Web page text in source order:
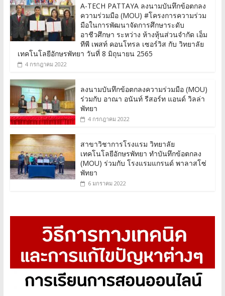
A-TECH PATTAYA ลงนามบันทึกข้อตกลง
ความร่วมมือ (MOU) #โครงการความร่วม
มือในการพัฒนาจัดการศึกษาระดับ
อาชีวศึกษา ระหว่าง ห้างหุ้นส่วนจำกัด เอ็ม
ทีพี เพสท์ คอนโทรล เซอร์วิส กับ วิทยาลัย
เทคโนโลยีอักษรพัทยา วันที่ 8 มิถุนายน 2565
4 กรกฎาคม 2022
ลงนามบันทึกข้อตกลงความร่วมมือ (MOU)
ร่วมกับ อาณา อนันท์ รีสอร์ท แอนด์ วิลล่า
พัทยา
4 กรกฎาคม 2022
สาขาวิชาการโรงแรม วิทยาลัย
เทคโนโลยีอักษรพัทยา ทำบันทึกข้อตกลง
(MOU) ร่วมกับ โรงแรมแกรนด์ พาลาสโซ่
พัทยา
6 มกราคม 2022